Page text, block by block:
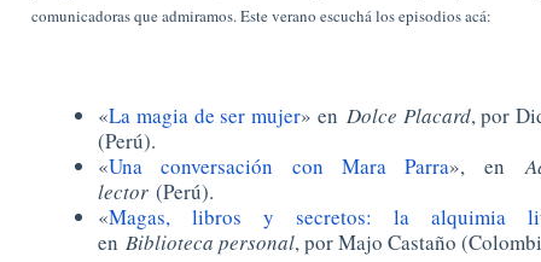
comunicadoras que admiramos. Este verano escuchá los episodios acá:
«La magia de ser mujer» en Dolce Placard, por
(Perú).
«Una conversación con Mara Parra», en
lector (Perú).
«Magas, libros y secretos: la alquimia
en Biblioteca personal, por Majo Castaño